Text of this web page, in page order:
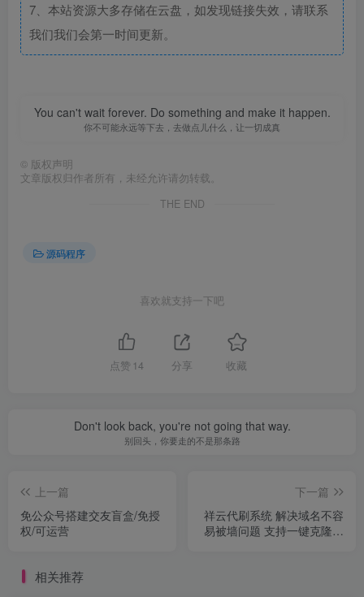
7、本站资源大多存储在云盘，如发现链接失效，请联系
我们我们会第一时间更新。
You can't wait forever. Do something and make it happen.
你不可能永远等下去，去做点儿什么，让一切成真
© 版权声明
文章版权归作者所有，未经允许请勿转载。
THE END
源码程序
喜欢就支持一下吧
点赞 14 分享 收藏
Don't look back, you're not going that way.
别回头，你要走的不是那条路
上一篇
免公众号搭建交友盲盒/免授
权/可运营
下一篇
祥云代刷系统 解决域名不容
易被墙问题 支持一键克隆站
相关推荐